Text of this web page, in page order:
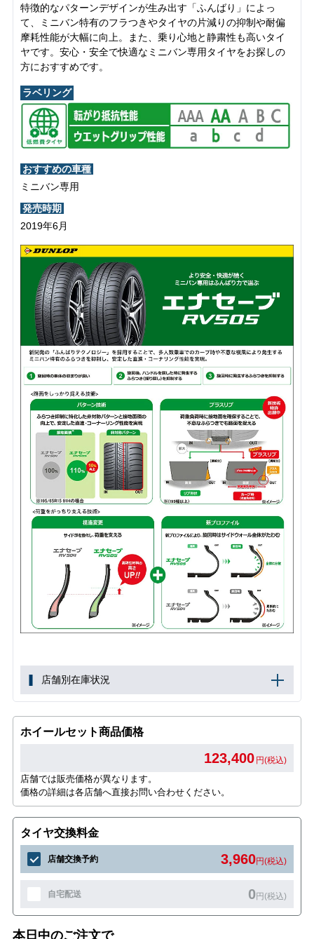
特徴的なパターンデザインが生み出す「ふんばり」によっ
て、ミニバン特有のフラつきやタイヤの片減りの抑制や耐偏
摩耗性能が大幅に向上。また、乗り心地と静粛性も高いタイ
ヤです。安心・安全で快適なミニバン専用タイヤをお探しの
方におすすめです。
ラベリング
おすすめの車種
ミニバン専用
発売時期
2019年6月
店舗別在庫状況
ホイールセット商品価格
123,400 円(税込)
店舗では販売価格が異なります。
価格の詳細は各店舗へ直接お問い合わせください。
タイヤ交換料金
店舗交換予約 3,960円(税込)
自宅配送 0円(税込)
本日中のご注文で